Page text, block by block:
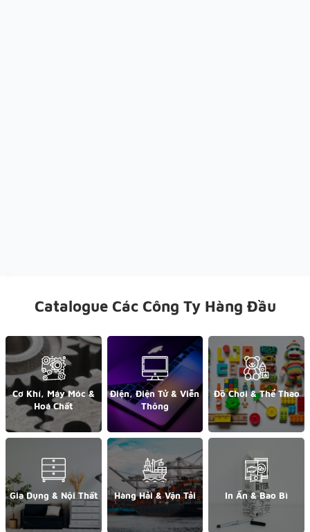
Catalogue Các Công Ty Hàng Đầu
Cơ Khí, Máy Móc &
Hoá Chất
Điện, Điện Tử & Viễn
Thông
Đồ Chơi & Thể Thao
Gia Dụng & Nội Thất Hàng Hải & Vận Tải In Ấn & Bao Bì